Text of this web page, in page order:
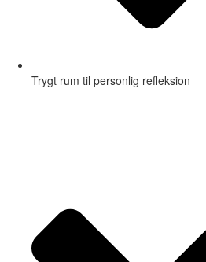
Trygt rum til personlig refleksion